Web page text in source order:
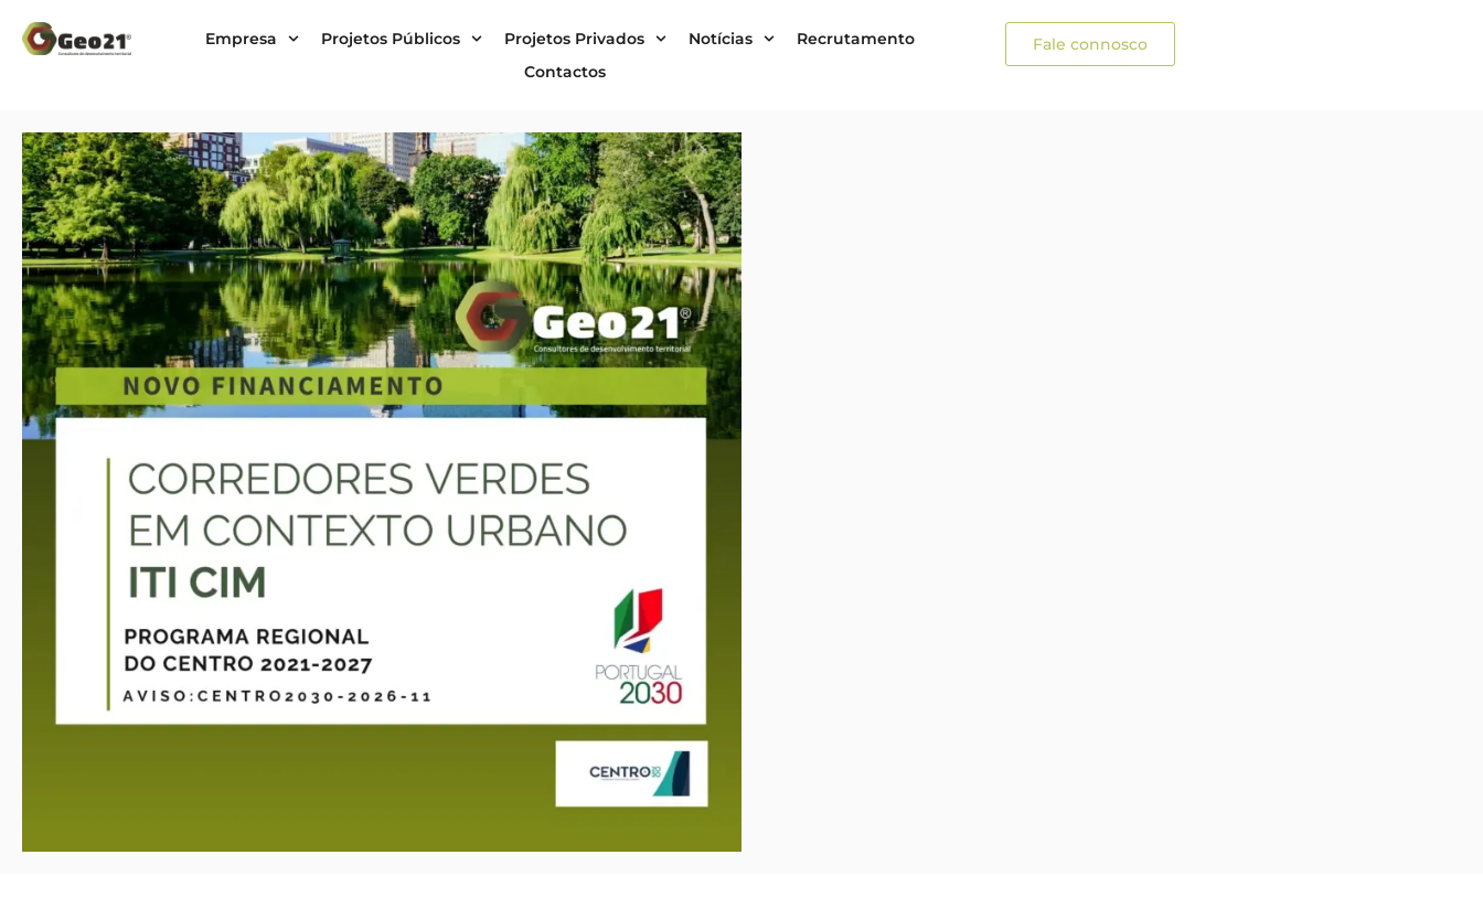
Empresa Projetos Públicos Projetos Privados Notícias
Recrutamento
Contactos
Fale connosco